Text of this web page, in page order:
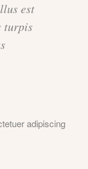
est
turpis
adipiscing